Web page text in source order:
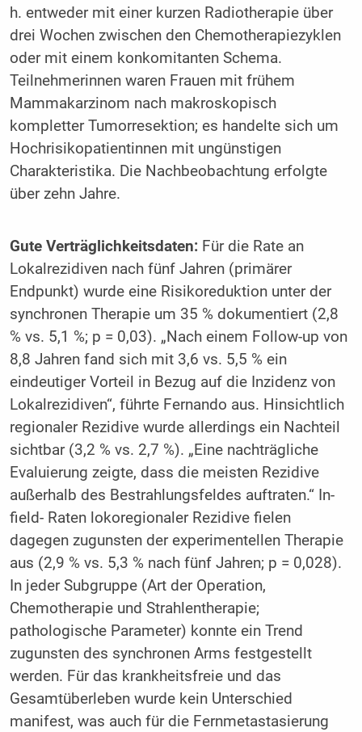
h. entweder mit einer kurzen Radiotherapie über
drei Wochen zwischen den Chemotherapiezyklen
oder mit einem konkomitanten Schema.
Teilnehmerinnen waren Frauen mit frühem
Mammakarzinom nach makroskopisch
kompletter Tumorresektion; es handelte sich um
Hochrisikopatientinnen mit ungünstigen
Charakteristika. Die Nachbeobachtung erfolgte
über zehn Jahre.
Gute Verträglichkeitsdaten: Für die Rate an
Lokalrezidiven nach fünf Jahren (primärer
Endpunkt) wurde eine Risikoreduktion unter der
synchronen Therapie um 35 % dokumentiert (2,8
% vs. 5,1 %; p = 0,03). „Nach einem Follow-up von
8,8 Jahren fand sich mit 3,6 vs. 5,5 % ein
eindeutiger Vorteil in Bezug auf die Inzidenz von
Lokalrezidiven“, führte Fernando aus. Hinsichtlich
regionaler Rezidive wurde allerdings ein Nachteil
sichtbar (3,2 % vs. 2,7 %). „Eine nachträgliche
Evaluierung zeigte, dass die meisten Rezidive
außerhalb des Bestrahlungsfeldes auftraten.“ In-
field- Raten lokoregionaler Rezidive fielen
dagegen zugunsten der experimentellen Therapie
aus (2,9 % vs. 5,3 % nach fünf Jahren; p = 0,028).
In jeder Subgruppe (Art der Operation,
Chemotherapie und Strahlentherapie;
pathologische Parameter) konnte ein Trend
zugunsten des synchronen Arms festgestellt
werden. Für das krankheitsfreie und das
Gesamtüberleben wurde kein Unterschied
manifest, was auch für die Fernmetastasierung